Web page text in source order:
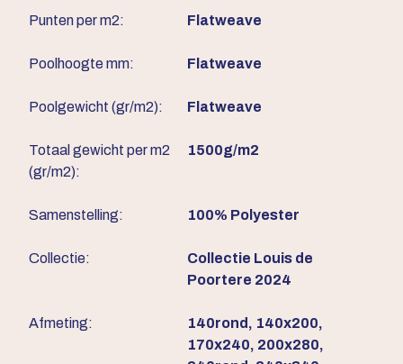
Punten per m2: Flatweave
Poolhoogte mm: Flatweave
Poolgewicht (gr/m2): Flatweave
Totaal gewicht per m2
(gr/m2):
1500g/m2
Samenstelling: 100% Polyester
Collectie:
Collectie Louis de
Poortere 2024
Afmeting:
140rond, 140x200,
170x240, 200x280,